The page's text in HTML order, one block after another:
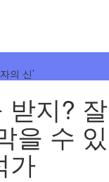
의 신’
받지? 잘
을 수 있
가